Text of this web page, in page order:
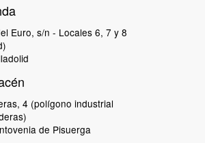
Euro, s/n - Locales 6, 7 y 8
4 (polígono industrial
de Pisuerga